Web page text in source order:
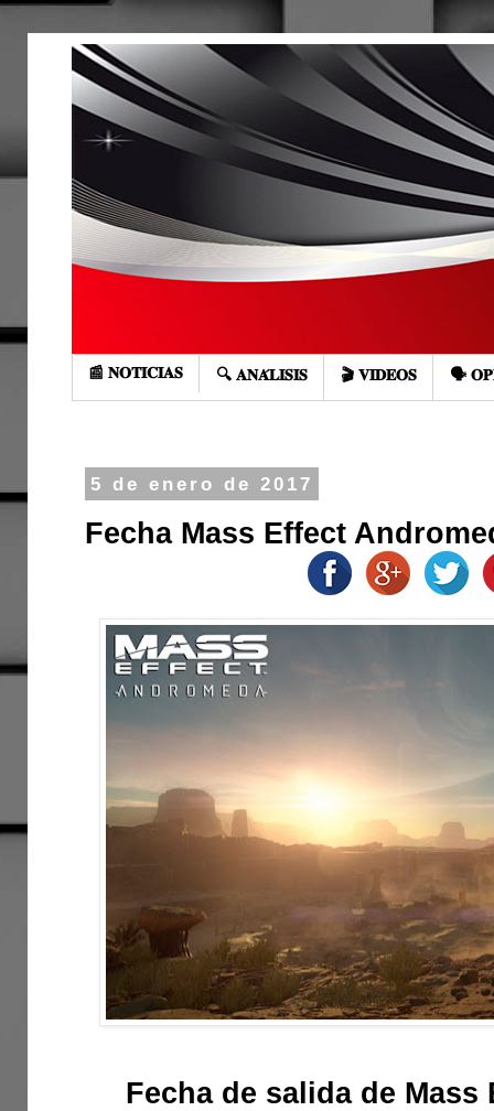
📰 𝐍𝐎𝐓𝐈𝐂𝐈𝐀𝐒 🔍 𝐀𝐍𝐀́𝐋𝐈𝐒𝐈𝐒 🎬 𝐕𝐈𝐃𝐄𝐎𝐒 🗣️
5 de enero de 2017
Fecha Mass Effect
Fecha de salida de